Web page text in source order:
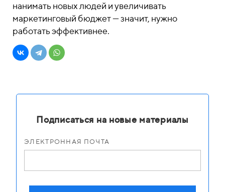
нанимать новых людей и увеличивать
маркетинговый бюджет — значит, нужно
работать эффективнее.
Подписаться на новые материалы
ЭЛЕКТРОННАЯ ПОЧТА